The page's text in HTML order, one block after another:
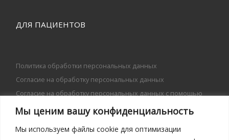
Мы ценим вашу конфиденциальность
Мы используем файлы cookie для оптимизации
ДЛЯ ПАЦИЕНТОВ
Политика обработки персональных данных
Согласие на обработку персональных данных
Согласие на обработку персональных данных с помощью
Согласие на передачу персональных данных